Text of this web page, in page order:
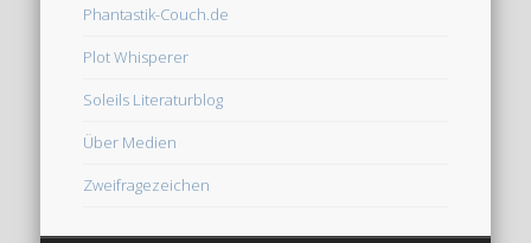
Phantastik-Couch.de
Plot Whisperer
Soleils Literaturblog
Über Medien
Zweifragezeichen